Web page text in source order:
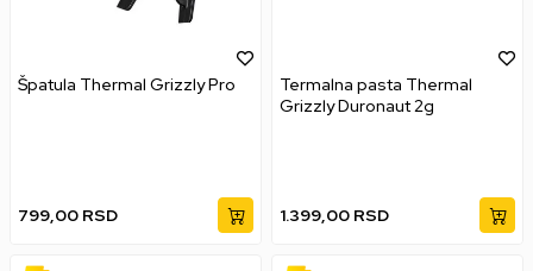
Špatula Thermal Grizzly Pro
799,00 RSD
Termalna pasta Thermal
Grizzly Duronaut 2g
1.399,00 RSD